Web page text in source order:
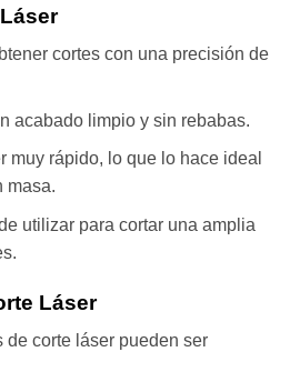
cortes con una precisión de
acabado limpio y sin rebabas.
muy rápido, lo que lo hace ideal
masa.
utilizar para cortar una amplia
Láser
de corte láser pueden ser